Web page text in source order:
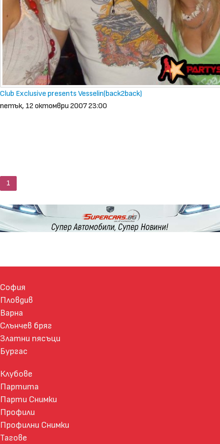
Club Exclusive presents Vesselin(back2back)
петък, 12 октомври 2007 23:00
1
София
Пловдив
Варна
Слънчев бряг
Златни пясъци
Бургас
Клубове
Партита
Парти Снимки
Профили
Профилни Снимки
Тагове